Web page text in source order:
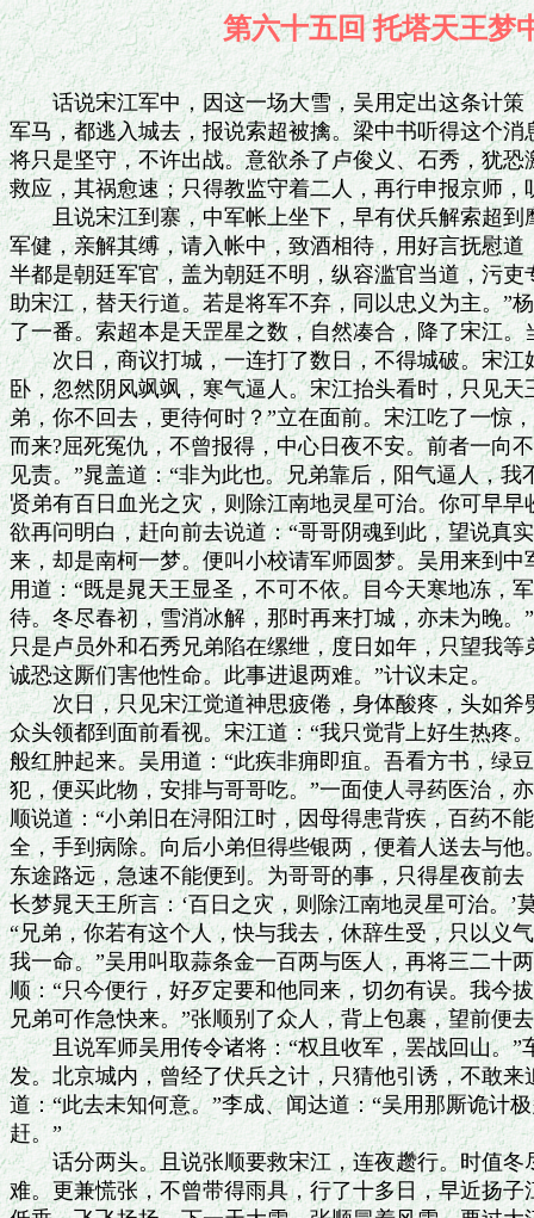
第六十五回 托塔天
话说宋江军中，因这一场大雪，吴用定出这条计策
军马，都逃入城去，报说索超被擒。梁中书听得这个
将只是坚守，不许出战。意欲杀了卢俊义、石秀，犹
救应，其祸愈速；只得教监守着二人，再行申报京师，
且说宋江到寨，中军帐上坐下，早有伏兵解索超到
军健，亲解其缚，请入帐中，致酒相待，用好言抚慰道
半都是朝廷军官，盖为朝廷不明，纵容滥官当道，污
助宋江，替天行道。若是将军不弃，同以忠义为主。”
了一番。索超本是天罡星之数，自然凑合，降了宋江。
次日，商议打城，一连打了数日，不得城破。宋江
卧，忽然阴风飒飒，寒气逼人。宋江抬头看时，只见天
弟，你不回去，更待何时？”立在面前。宋江吃了一惊
而来?屈死冤仇，不曾报得，中心日夜不安。前者一向
见责。”晁盖道：“非为此也。兄弟靠后，阳气逼人，我
贤弟有百日血光之灾，则除江南地灵星可治。你可早早
欲再问明白，赶向前去说道：“哥哥阴魂到此，望说真
来，却是南柯一梦。便叫小校请军师圆梦。吴用来到
用道：“既是晁天王显圣，不可不依。目今天寒地冻，
待。冬尽春初，雪消冰解，那时再来打城，亦未为晚。
只是卢员外和石秀兄弟陷在缧绁，度日如年，只望我
诚恐这厮们害他性命。此事进退两难。”计议未定。
次日，只见宋江觉道神思疲倦，身体酸疼，头如斧
众头领都到面前看视。宋江道：“我只觉背上好生热疼
般红肿起来。吴用道：“此疾非痈即疽。吾看方书，绿
犯，便买此物，安排与哥哥吃。”一面使人寻药医治，
顺说道：“小弟旧在浔阳江时，因母得患背疾，百药不
全，手到病除。向后小弟但得些银两，便着人送去与
东途路远，急速不能便到。为哥哥的事，只得星夜前去
长梦晁天王所言：‘百日之灾，则除江南地灵星可治。’
“兄弟，你若有这个人，快与我去，休辞生受，只以义
我一命。”吴用叫取蒜条金一百两与医人，再将三二十
顺：“只今便行，好歹定要和他同来，切勿有误。我今
兄弟可作急快来。”张顺别了众人，背上包裹，望前便
且说军师吴用传令诸将：“权且收军，罢战回山。”
发。北京城内，曾经了伏兵之计，只猜他引诱，不敢
道：“此去未知何意。”李成、闻达道：“吴用那厮诡计
赶。”
话分两头。且说张顺要救宋江，连夜趱行。时值冬
难。更兼慌张，不曾带得雨具，行了十多日，早近扬